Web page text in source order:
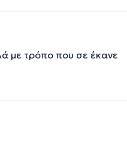
με τρόπο που σε έκανε